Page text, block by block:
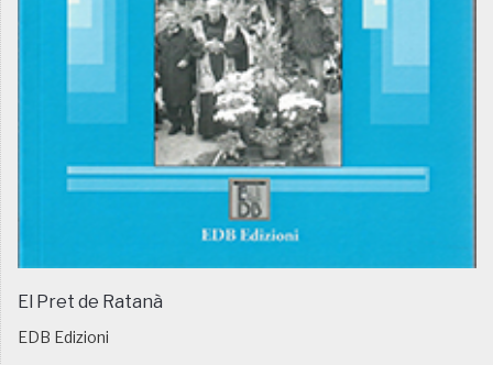
El Pret de Ratanà
EDB Edizioni